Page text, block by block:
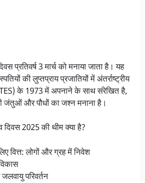
प्रतिवर्ष 3 मार्च को मनाया जाता है। यह
की लुप्तप्राय प्रजातियों में अंतर्राष्ट्रीय
के 1973 में अपनाने के साथ संरेखित है,
जंतुओं और पौधों का जश्न मनाना है।
दिवस 2025 की थीम क्या है?
वित्त: लोगों और ग्रह में निवेश
परिवर्तन